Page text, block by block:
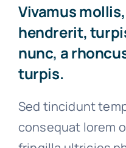
Vivamus
hendrerit,
nunc, a
turpis.
Sed tincidunt
consequat lorem